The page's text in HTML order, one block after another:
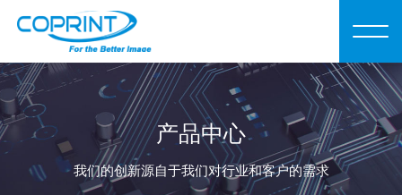
产品中心
我们的创新源自于我们对行业和客户的需求